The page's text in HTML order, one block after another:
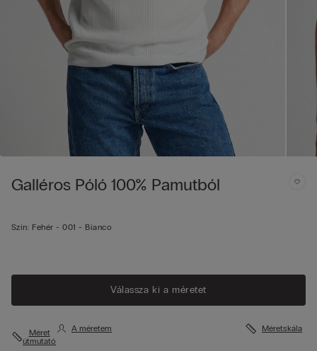
Galléros Póló 100% Pamutból
Szín: Fehér -001 - Bianco
Válassza ki a méretet
Méret
útmutató
A méretem Méretskála